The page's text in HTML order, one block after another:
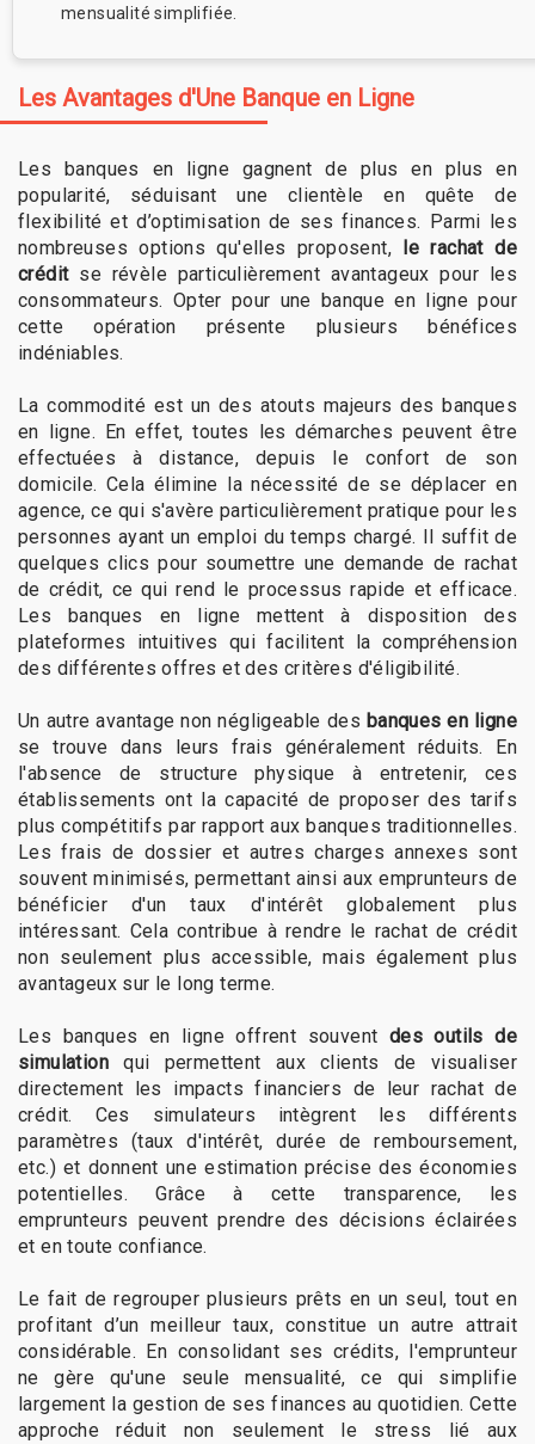
mensualité simplifiée.
Les Avantages d'Une Banque en Ligne
Les banques en ligne gagnent de plus en plus en
popularité, séduisant une clientèle en quête de
flexibilité et d’optimisation de ses finances. Parmi les
nombreuses options qu'elles proposent,
le rachat de
créditse révèle particulièrement avantageux pour les
consommateurs. Opter pour une banque en ligne pour
cette opération présente plusieurs bénéfices
indéniables.
La commodité est un des atouts majeurs des banques
en ligne. En effet, toutes les démarches peuvent être
effectuées à distance, depuis le confort de son
domicile. Cela élimine la nécessité de se déplacer en
agence, ce qui s'avère particulièrement pratique pour les
personnes ayant un emploi du temps chargé. Il suffit de
quelques clics pour soumettre une demande de rachat
de crédit, ce qui rend le processus rapide et efficace.
Les banques en ligne mettent à disposition des
plateformes intuitives qui facilitent la compréhension
des différentes offres et des critères d'éligibilité.
Un autre avantage non négligeable des banques en ligne
se trouve dans leurs frais généralement réduits. En
l'absence de structure physique à entretenir, ces
établissements ont la capacité de proposer des tarifs
plus compétitifs par rapport aux banques traditionnelles.
Les frais de dossier et autres charges annexes sont
souvent minimisés, permettant ainsi aux emprunteurs de
bénéficier d'un taux d'intérêt globalement plus
intéressant. Cela contribue à rendre le rachat de crédit
non seulement plus accessible, mais également plus
avantageux sur le long terme.
Les banques en ligne offrent souvent des outils de
simulation qui permettent aux clients de visualiser
directement les impacts financiers de leur rachat de
crédit. Ces simulateurs intègrent les différents
paramètres (taux d'intérêt, durée de remboursement,
etc.) et donnent une estimation précise des économies
potentielles. Grâce à cette transparence, les
emprunteurs peuvent prendre des décisions éclairées
et en toute confiance.
Le fait de regrouper plusieurs prêts en un seul, tout en
profitant d’un meilleur taux, constitue un autre attrait
considérable. En consolidant ses crédits, l'emprunteur
ne gère qu'une seule mensualité, ce qui simplifie
largement la gestion de ses finances au quotidien. Cette
approche réduit non seulement le stress lié aux